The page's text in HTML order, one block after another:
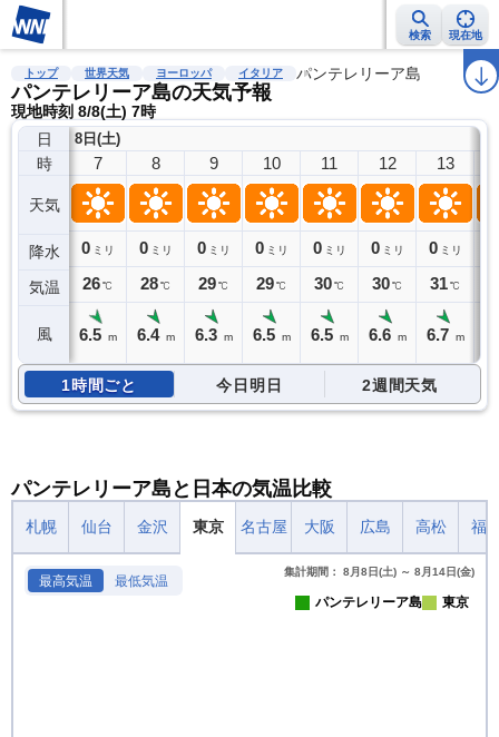
検索 現在地
雨雲レーダー 台風情報 地震情報 警報・注意報 2週間天気 ラ
トップ 世界天気 ヨーロッパ イタリア パンテレリーア島
パンテレリーア島の天気予報
現地時刻 8/8(土) 7時
日
時
天気
降水
気温
風
8日(土)
7
0 ミリ
26℃
6.5 m
8
0 ミリ
28℃
6.4 m
9
0 ミリ
29℃
6.3 m
10
0 ミリ
29℃
6.5 m
11
0 ミリ
30℃
6.5 m
12
0 ミリ
30℃
6.6 m
13
0 ミリ
31℃
6.7 m
1時間ごと 今日明日 2週間天気
パンテレリーア島と日本の気温比較
札幌 仙台 金沢 東京 名古屋 大阪 広島 高松 福
最高気温 最低気温
集計期間： 8月8日(土) ～ 8月14日(金)
パンテレリーア島 東京